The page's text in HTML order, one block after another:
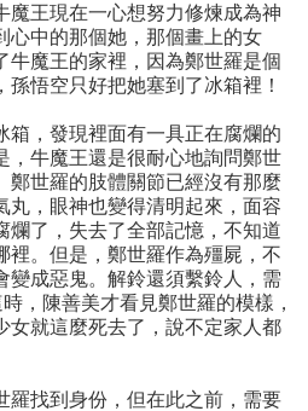
魔王現在一心想努力修煉成為神
心中的那個她，那個畫上的女
牛魔王的家裡，因為鄭世羅是個
悟空只好把她塞到了冰箱裡！
箱，發現裡面有一具正在腐爛的
，牛魔王還是很耐心地詢問鄭世
鄭世羅的肢體關節已經沒有那麼
丸，眼神也變得清明起來，面容
爛了，失去了全部記憶，不知道
裡。但是，鄭世羅作為殭屍，不
變成惡鬼。解鈴還須繫鈴人，需
，陳善美才看見鄭世羅的模樣，
女就這麼死去了，說不定家人都
羅找到身份，但在此之前，需要